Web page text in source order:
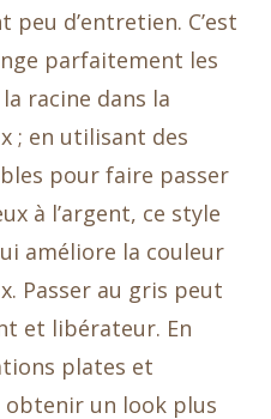
d’entretien. C’est
parfaitement les
racine dans la
; en utilisant des
pour faire passer
à l’argent, ce style
améliore la couleur
Passer au gris peut
et libérateur. En
plates et
obtenir un look plus